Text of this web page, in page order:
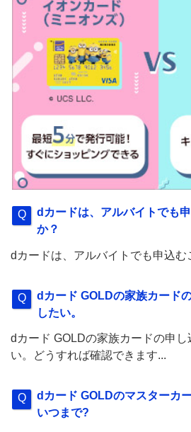
dカードは、アルバイトでも
か？
dカードは、アルバイトでも申込む
dカード GOLDの家族カード
したい。
dカード GOLDの家族カードの申し
い。どうすれば確認できます...
dカード GOLDのマスターカ
いつまで?